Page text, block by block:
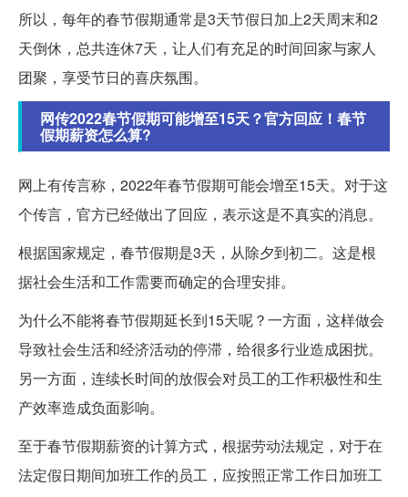
所以，每年的春节假期通常是3天节假日加上2天周末和2
天倒休，总共连休7天，让人们有充足的时间回家与家人
团聚，享受节日的喜庆氛围。
网传2022春节假期可能增至15天？官方回应！春节
假期薪资怎么算?
网上有传言称，2022年春节假期可能会增至15天。对于这
个传言，官方已经做出了回应，表示这是不真实的消息。
根据国家规定，春节假期是3天，从除夕到初二。这是根
据社会生活和工作需要而确定的合理安排。
为什么不能将春节假期延长到15天呢？一方面，这样做会
导致社会生活和经济活动的停滞，给很多行业造成困扰。
另一方面，连续长时间的放假会对员工的工作积极性和生
产效率造成负面影响。
至于春节假期薪资的计算方式，根据劳动法规定，对于在
法定假日期间加班工作的员工，应按照正常工作日加班工